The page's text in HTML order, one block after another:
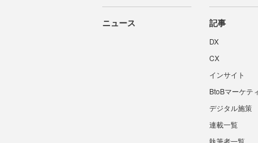
ニュース 記事
DX
CX
インサイト
BtoBマーケテ
デジタル施策
連載一覧
執筆者一覧